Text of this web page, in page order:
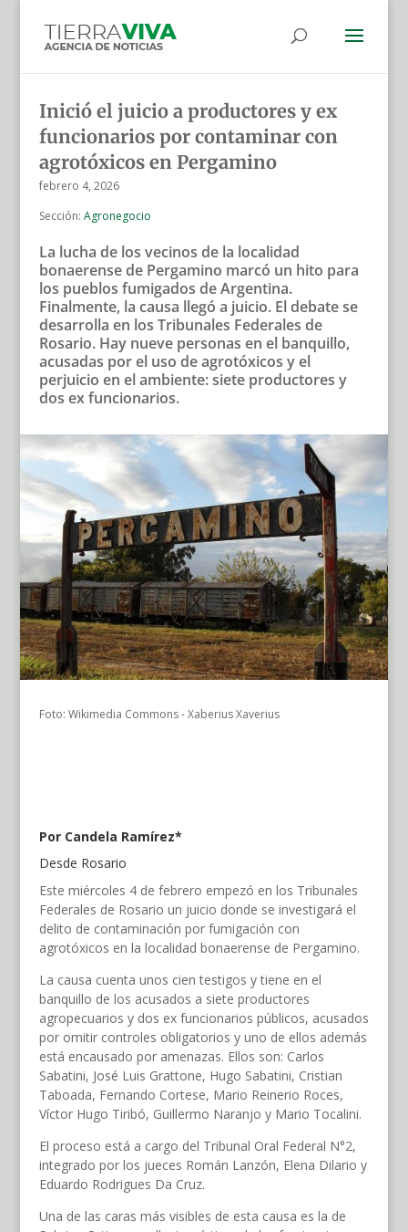
Inició el juicio a productores y ex
funcionarios por contaminar con
agrotóxicos en Pergamino
febrero 4, 2026
Sección: Agronegocio
La lucha de los vecinos de la localidad
bonaerense de Pergamino marcó un hito para
los pueblos fumigados de Argentina.
Finalmente, la causa llegó a juicio. El debate se
desarrolla en los Tribunales Federales de
Rosario. Hay nueve personas en el banquillo,
acusadas por el uso de agrotóxicos y el
perjuicio en el ambiente: siete productores y
dos ex funcionarios.
Foto: Wikimedia Commons - Xaberius Xaverius
Por Candela Ramírez*
Desde Rosario
Este miércoles 4 de febrero empezó en los Tribunales
Federales de Rosario un juicio donde se investigará el
delito de contaminación por fumigación con
agrotóxicos en la localidad bonaerense de Pergamino.
La causa cuenta unos cien testigos y tiene en el
banquillo de los acusados a siete productores
agropecuarios y dos ex funcionarios públicos, acusados
por omitir controles obligatorios y uno de ellos además
está encausado por amenazas. Ellos son: Carlos
Sabatini, José Luis Grattone, Hugo Sabatini, Cristian
Taboada, Fernando Cortese, Mario Reinerio Roces,
Víctor Hugo Tiribó, Guillermo Naranjo y Mario Tocalini.
El proceso está a cargo del Tribunal Oral Federal N°2,
integrado por los jueces Román Lanzón, Elena Dilario y
Eduardo Rodrigues Da Cruz.
Una de las caras más visibles de esta causa es la de